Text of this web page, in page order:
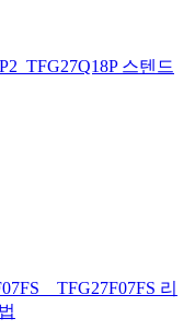
스텐드
_ TFG27F07FS 리